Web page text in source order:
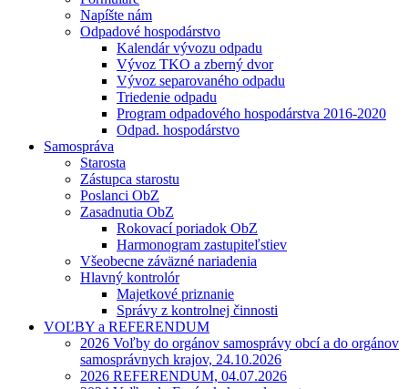
Napíšte nám
Odpadové hospodárstvo
Kalendár vývozu odpadu
Vývoz TKO a zberný dvor
Vývoz separovaného odpadu
Triedenie odpadu
Program odpadového hospodárstva 2016-2020
Odpad. hospodárstvo
Samospráva
Starosta
Zástupca starostu
Poslanci ObZ
Zasadnutia ObZ
Rokovací poriadok ObZ
Harmonogram zastupiteľstiev
Všeobecne záväzné nariadenia
Hlavný kontrolór
Majetkové priznanie
Správy z kontrolnej činnosti
VOĽBY a REFERENDUM
2026 Voľby do orgánov samosprávy obcí a do orgánov
samosprávnych krajov, 24.10.2026
2026 REFERENDUM, 04.07.2026